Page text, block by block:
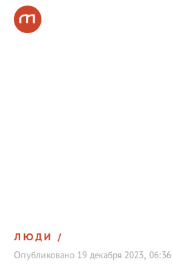
ЛЮДИ
Опубликовано 19 декабря 2023, 06:36